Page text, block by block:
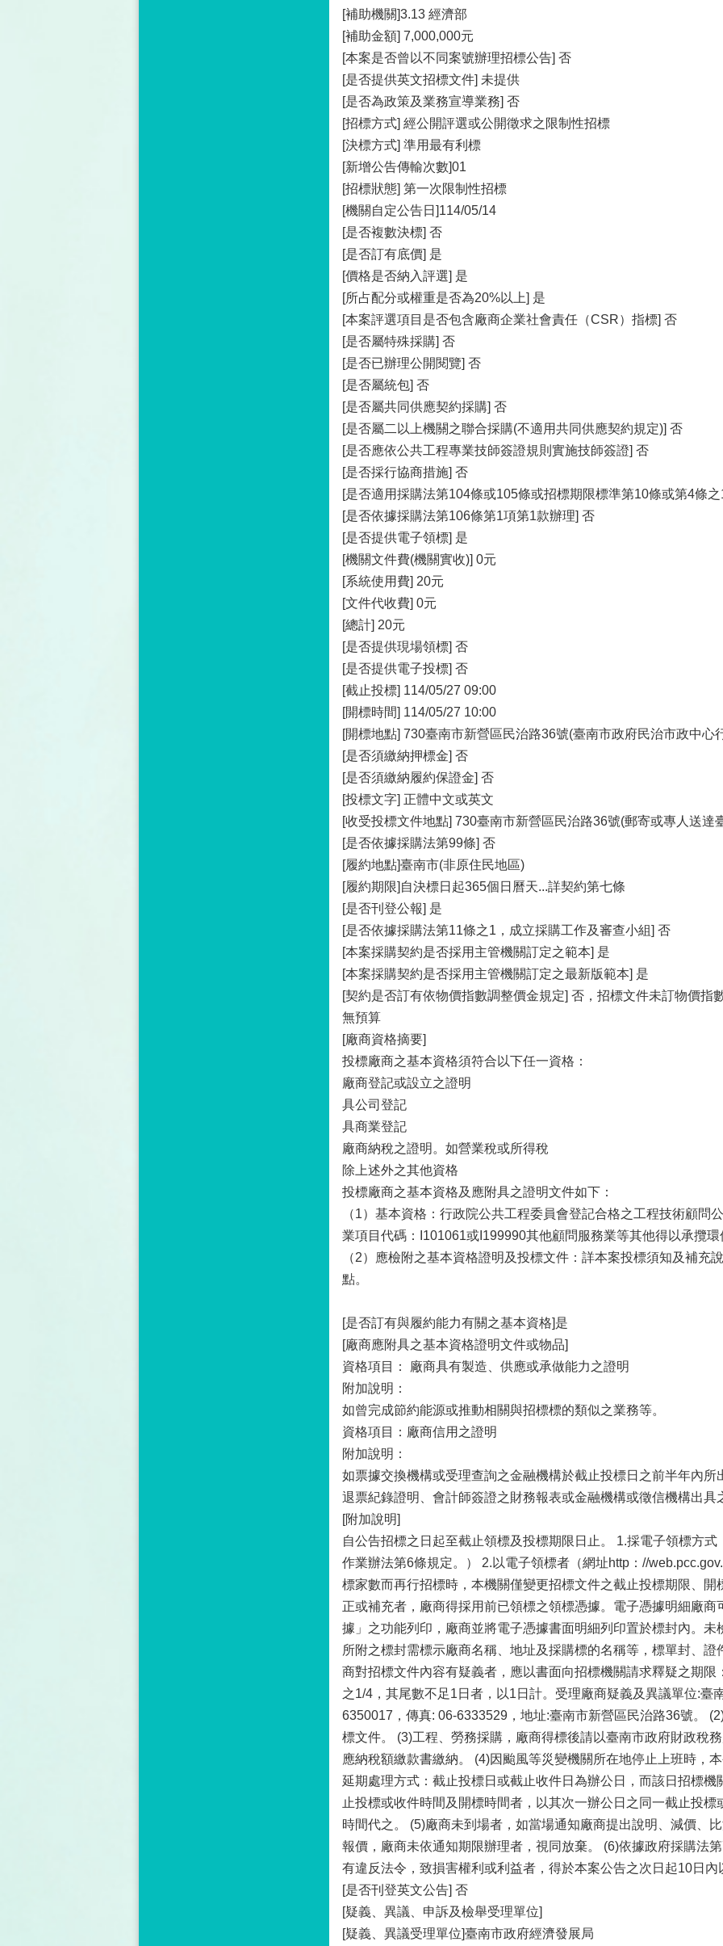
[補助機關]3.13 經濟部
[補助金額] 7,000,000元
[本案是否曾以不同案號辦理招標公告] 否
[是否提供英文招標文件] 未提供
[是否為政策及業務宣導業務] 否
[招標方式] 經公開評選或公開徵求之限制性招標
[決標方式] 準用最有利標
[新增公告傳輸次數]01
[招標狀態] 第一次限制性招標
[機關自定公告日]114/05/14
[是否複數決標] 否
[是否訂有底價] 是
[價格是否納入評選] 是
[所占配分或權重是否為20%以上] 是
[本案評選項目是否包含廠商企業社會責任（CSR）指標] 否
[是否屬特殊採購] 否
[是否已辦理公開閱覽] 否
[是否屬統包] 否
[是否屬共同供應契約採購] 否
[是否屬二以上機關之聯合採購(不適用共同供應契約規定)] 否
[是否應依公共工程專業技師簽證規則實施技師簽證] 否
[是否採行協商措施] 否
[是否適用採購法第104條或105條或招標期限標準第10條或第4條之
[是否依據採購法第106條第1項第1款辦理] 否
[是否提供電子領標] 是
[機關文件費(機關實收)] 0元
[系統使用費] 20元
[文件代收費] 0元
[總計] 20元
[是否提供現場領標] 否
[是否提供電子投標] 否
[截止投標] 114/05/27 09:00
[開標時間] 114/05/27 10:00
[開標地點] 730臺南市新營區民治路36號(臺南市政府民治市政中心
[是否須繳納押標金] 否
[是否須繳納履約保證金] 否
[投標文字] 正體中文或英文
[收受投標文件地點] 730臺南市新營區民治路36號(郵寄或專人送達
[是否依據採購法第99條] 否
[履約地點]臺南市(非原住民地區)
[履約期限]自決標日起365個日曆天...詳契約第七條
[是否刊登公報] 是
[是否依據採購法第11條之1，成立採購工作及審查小組] 否
[本案採購契約是否採用主管機關訂定之範本] 是
[本案採購契約是否採用主管機關訂定之最新版範本] 是
[契約是否訂有依物價指數調整價金規定] 否，招標文件未訂物價指
無預算
[廠商資格摘要]
投標廠商之基本資格須符合以下任一資格：
廠商登記或設立之證明
具公司登記
具商業登記
廠商納稅之證明。如營業稅或所得稅
除上述外之其他資格
投標廠商之基本資格及應附具之證明文件如下：
（1）基本資格：行政院公共工程委員會登記合格之工程技術顧問
業項目代碼：I101061或I199990其他顧問服務業等其他得以承攬
（2）應檢附之基本資格證明及投標文件：詳本案投標須知及補充
點。
[是否訂有與履約能力有關之基本資格]是
[廠商應附具之基本資格證明文件或物品]
資格項目： 廠商具有製造、供應或承做能力之證明
附加說明：
如曾完成節約能源或推動相關與招標標的類似之業務等。
資格項目：廠商信用之證明
附加說明：
如票據交換機構或受理查詢之金融機構於截止投標日之前半年內
退票紀錄證明、會計師簽證之財務報表或金融機構或徵信機構出具
[附加說明]
自公告招標之日起至截止領標及投標期限日止。 1.採電子領標方
作業辦法第6條規定。） 2.以電子領標者（網址http：//
標家數而再行招標時，本機關僅變更招標文件之截止投標期限、
正或補充者，廠商得採用前已領標之領標憑據。電子憑據明細廠
據」之功能列印，廠商並將電子憑據書面明細列印置於標封內。
所附之標封需標示廠商名稱、地址及採購標的名稱等，標單封、
商對招標文件內容有疑義者，應以書面向招標機關請求釋疑之期
之1/4，其尾數不足1日者，以1日計。受理廠商疑義及異議單位:臺
6350017，傳真: 06-6333529，地址:臺南市新營區民治路36號。
標文件。 (3)工程、勞務採購，廠商得標後請以臺南市政府財政稅
應納稅額繳款書繳納。 (4)因颱風等災變機關所在地停止上班時，
延期處理方式：截止投標日或截止收件日為辦公日，而該日招標
止投標或收件時間及開標時間者，以其次一辦公日之同一截止投
時間代之。 (5)廠商未到場者，如當場通知廠商提出說明、減價、
報價，廠商未依通知期限辦理者，視同放棄。 (6)依據政府採購法
有違反法令，致損害權利或利益者，得於本案公告之次日起10日
[是否刊登英文公告] 否
[疑義、異議、申訴及檢舉受理單位]
[疑義、異議受理單位]臺南市政府經濟發展局